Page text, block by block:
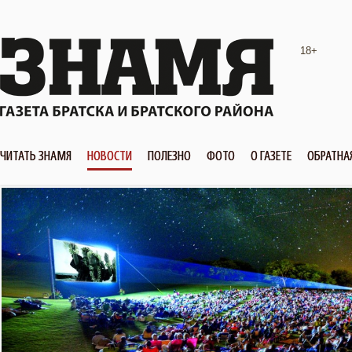
18+
ЧИТАТЬ ЗНАМЯ НОВОСТИ ПОЛЕЗНО ФОТО О ГАЗЕТЕ